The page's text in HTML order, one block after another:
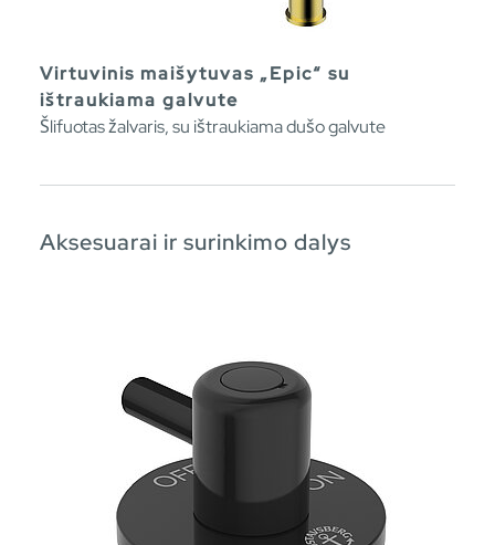
Virtuvinis maišytuvas „Epic“ su
ištraukiama galvute
Šlifuotas žalvaris, su ištraukiama dušo galvute
Aksesuarai ir surinkimo dalys